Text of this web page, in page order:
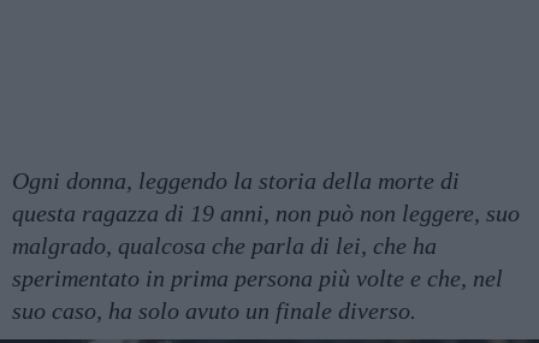
Ogni donna, leggendo la storia della morte di
questa ragazza di 19 anni, non può non leggere, suo
malgrado, qualcosa che parla di lei, che ha
sperimentato in prima persona più volte e che, nel
suo caso, ha solo avuto un finale diverso.